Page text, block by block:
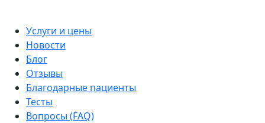
Услуги и цены
Новости
Блог
Отзывы
Благодарные пациенты
Тесты
Вопросы (FAQ)